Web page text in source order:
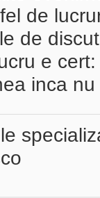
de
de
e
inca